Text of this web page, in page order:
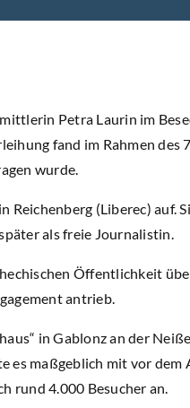
Petra Laurin im
fand im Rahmen des
wurde.
(Liberec) auf.
als freie Journalistin.
Öffentlichkeit
antrieb.
in Gablonz an der
es maßgeblich mit vor dem
rund 4.000 Besucher an.